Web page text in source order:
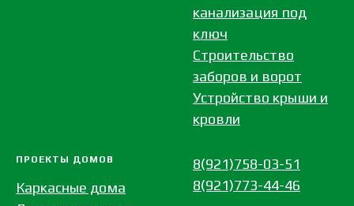
канализация под
ключ
Строительство
заборов и ворот
Устройство крыши и
кровли
ПРОЕКТЫ ДОМОВ
Каркасные дома
8(921)758-03-51
8(921)773-44-46